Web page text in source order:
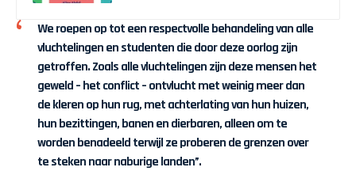
We roepen op tot een respectvolle behandeling van alle
vluchtelingen en studenten die door deze oorlog zijn
getroffen. Zoals alle vluchtelingen zijn deze mensen het
geweld – het conflict – ontvlucht met weinig meer dan
de kleren op hun rug, met achterlating van hun huizen,
hun bezittingen, banen en dierbaren, alleen om te
worden benadeeld terwijl ze proberen de grenzen over
te steken naar naburige landen”.